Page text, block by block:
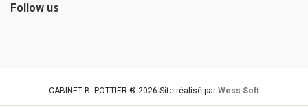
Follow us
CABINET B. POTTIER ® 2026 Site réalisé par Wess Soft